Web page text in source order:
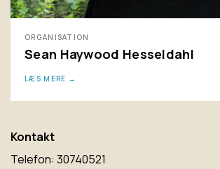
ORGANISATION
Sean Haywood Hesseldahl
LÆS MERE
Kontakt
Telefon: 30740521